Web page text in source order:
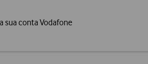
sua conta Vodafone